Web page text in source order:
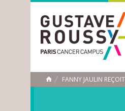
HOME
FANNY JAULIN